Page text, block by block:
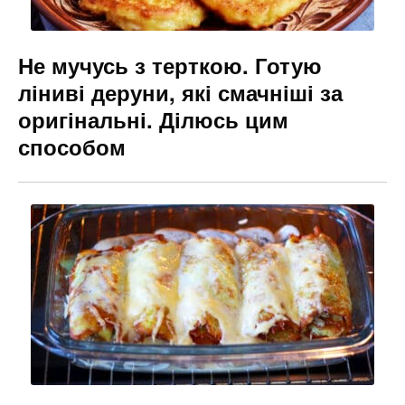
Не мучусь з терткою. Готую
ліниві деруни, які смачніші за
оригінальні. Ділюсь цим
способом